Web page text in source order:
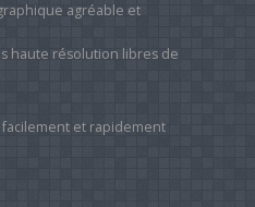
agréable et
haute résolution libres de
et rapidement